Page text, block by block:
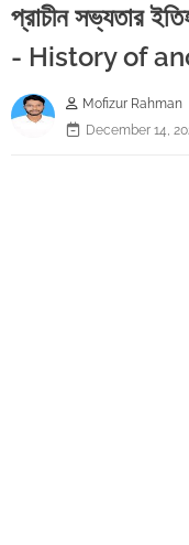
প্রাচীন সভ্যতার
- History of
Mofizur Rahman
December 14,